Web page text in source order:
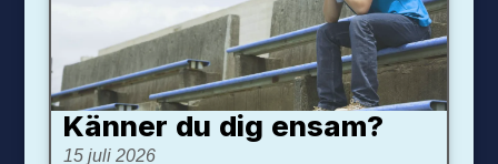
Känner du dig ensam?
15 juli 2026